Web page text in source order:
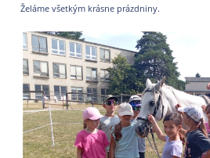
Želáme všetkým krásne prázdniny.